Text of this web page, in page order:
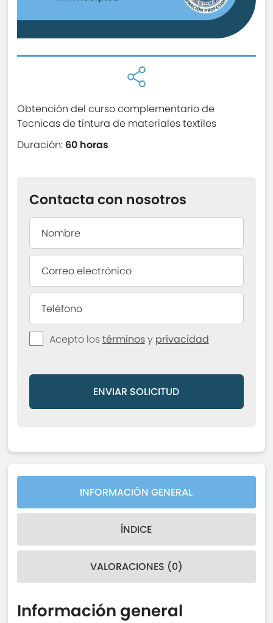
Obtención del curso complementario de
Tecnicas de tintura de materiales textiles
Duración: 60 horas
Contacta con nosotros
Acepto lostérminosy privacidad
ENVIAR SOLICITUD
INFORMACIÓN GENERAL
ÍNDICE
VALORACIONES (0)
Información general